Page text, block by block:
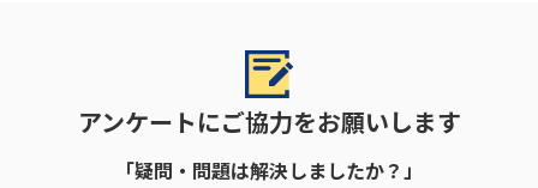
アンケートにご協力をお願いします
「疑問・問題は解決しましたか？」